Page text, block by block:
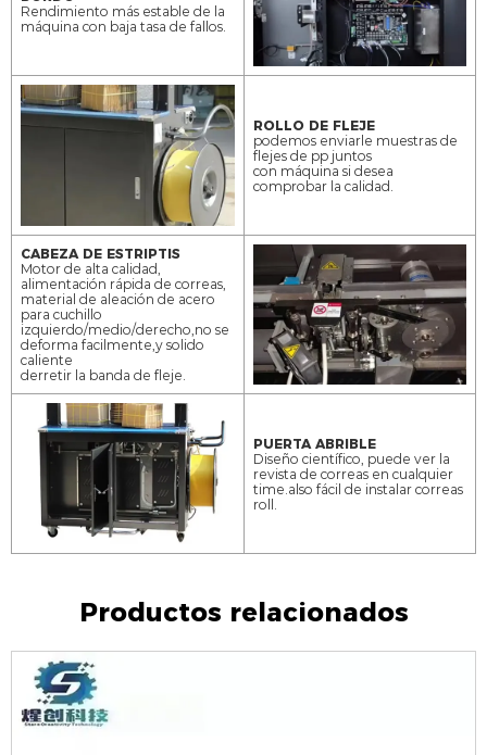
Rendimiento más estable de la
máquina con baja tasa de fallos.
ROLLO DE FLEJE
podemos enviarle muestras de
flejes de pp juntos
con máquina si desea
comprobar la calidad.
CABEZA DE ESTRIPTIS
Motor de alta calidad,
alimentación rápida de correas,
material de aleación de acero
para cuchillo
izquierdo/medio/derecho,no se
deforma facilmente,y solido
caliente
derretir la banda de fleje.
PUERTA ABRIBLE
Diseño científico, puede ver la
revista de correas en cualquier
time.also fácil de instalar correas
roll.
Productos relacionados